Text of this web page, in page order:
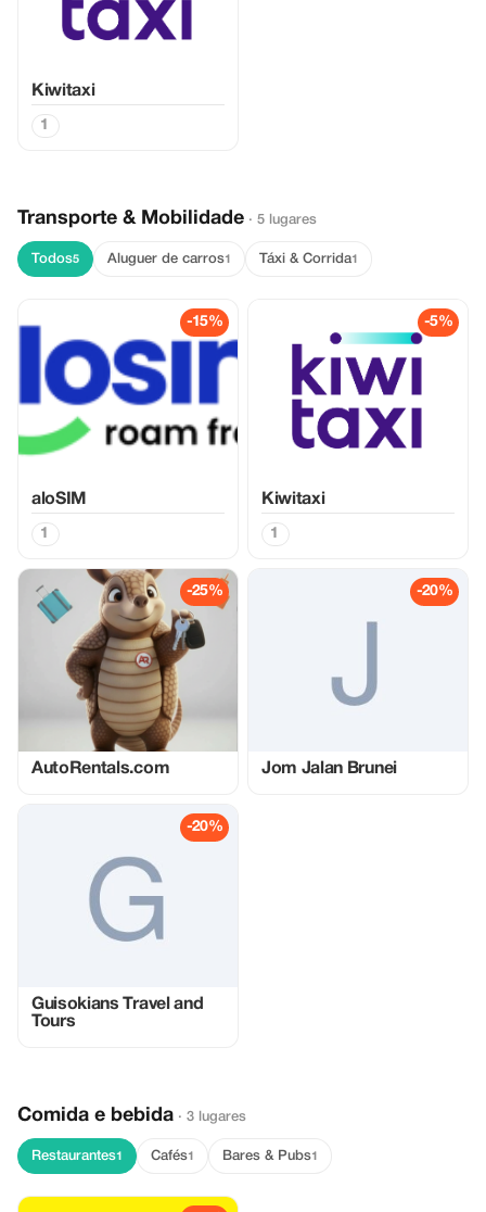
Kiwitaxi
1
Transporte & Mobilidade · 5 lugares
Todos5 Aluguer de carros1 Táxi & Corrida1
-15%
aloSIM
1
-5%
Kiwitaxi
1
-25%
AutoRentals.com
-20%
Jom Jalan Brunei
-20%
Guisokians Travel and
Tours
Comida e bebida · 3 lugares
Restaurantes1 Cafés1 Bares & Pubs1